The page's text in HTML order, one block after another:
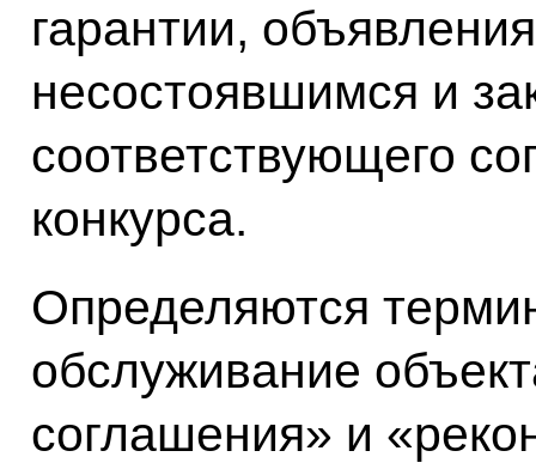
гарантии,
несостоявшимся и
соответствующего
конкурса.
Определяются
обслуживание
соглашения» и